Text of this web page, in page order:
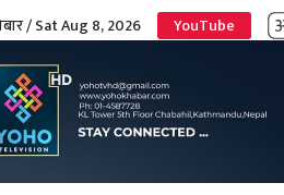
/ Sat Aug 8, 2026 YouTube